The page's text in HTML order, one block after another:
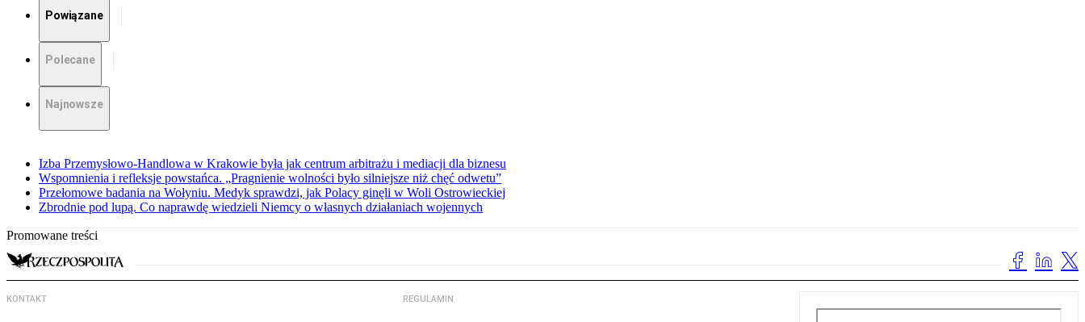
Powiązane
Polecane
Najnowsze
Izba Przemysłowo-Handlowa w Krakowie była jak centrum arbitrażu i mediacji dla biznesu
Wspomnienia i refleksje powstańca. „Pragnienie wolności było silniejsze niż chęć odwetu”
Przełomowe badania na Wołyniu. Medyk sprawdzi, jak Polacy ginęli w Woli Ostrowieckiej
Zbrodnie pod lupą. Co naprawdę wiedzieli Niemcy o własnych działaniach wojennych
Promowane treści
KONTAKT REGULAMIN